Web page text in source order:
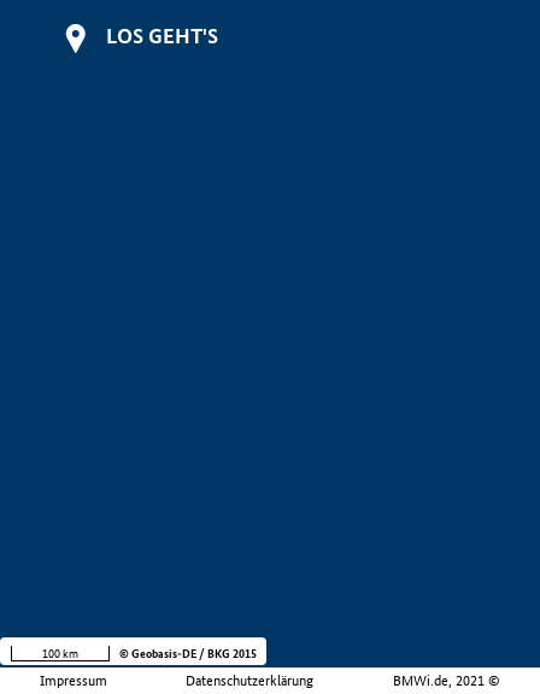
LOS GEHT'S
Impressum Datenschutzerklärung BMWi.de, 2021 ©
100 km © Geobasis-DE / BKG 2015